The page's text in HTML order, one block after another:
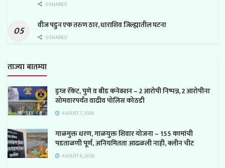
0 SHARES
वीज पडुन एक तरुण ठार, धाराशिव जिल्ह्यातील घटना
0 SHARES
ताज्या बातम्या
ड्रग्ज रॅकेट, पुणे व बीड कनेक्शन – 2 आरोपी निष्पन्न, 2 आरोपीना
सोमवारपर्यंत वाढीव पोलिस कोठडी
AUGUST 7, 2026
गाळमुक्त धरण, गाळयुक्त शिवार योजना – 155 कामांची
पडताळणी पूर्ण, अनियमितता आढळली नाही, क्लीन चीट
AUGUST 6, 2026